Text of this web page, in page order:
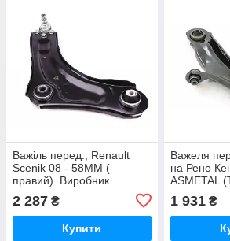
Важіль перед., Renault
Scenik 08 - 58MM (
правий). Виробник
ASMETAL(Туреччина)30RN5611
2 287 ₴
Купити
Важеля
на Рено
ASMETAL
1 931₴